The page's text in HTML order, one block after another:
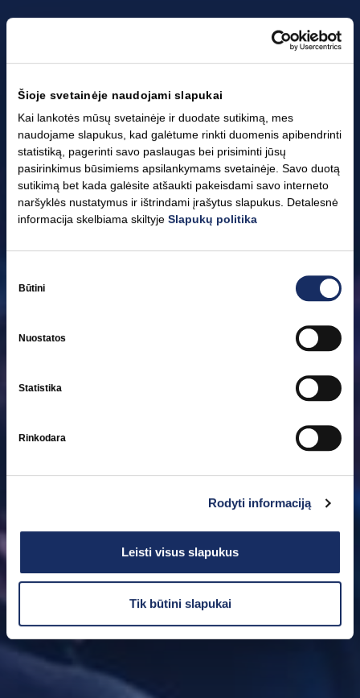
Šioje svetainėje naudojami slapukai
Kai lankotės mūsų svetainėje ir duodate sutikimą, mes
naudojame slapukus, kad galėtume rinkti duomenis apibendrinti
statistiką, pagerinti savo paslaugas bei prisiminti jūsų
pasirinkimus būsimiems apsilankymams svetainėje. Savo duotą
sutikimą bet kada galėsite atšaukti pakeisdami savo interneto
naršyklės nustatymus ir ištrindami įrašytus slapukus. Detalesnė
informacija skelbiama skiltyjeSlapukų politika
pasirinkimas
Būtini
Nuostatos
Statistika
Rinkodara
Rodyti informaciją
Leisti visus slapukus
Tik būtini slapukai
Žiniasklaidai
„Ignitis grupės“ naujienos, svarbiausi įvykiai, vaizdinė medžiaga
ir kontaktai - viskas, kas aktualu žurnalistams, besidomintiems